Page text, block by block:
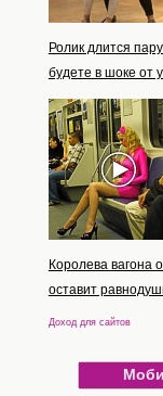
Ролик длится
будете в шоке от
Королева вагона
оставит
Доход для сайтов